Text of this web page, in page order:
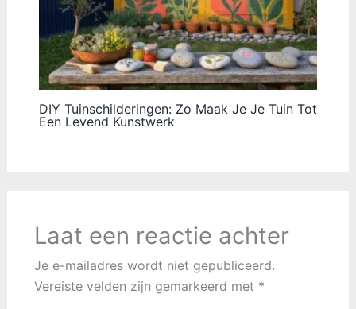
DIY Tuinschilderingen: Zo Maak Je Je Tuin Tot
Een Levend Kunstwerk
Laat een reactie achter
Je e-mailadres wordt niet gepubliceerd.
Vereiste velden zijn gemarkeerd met *